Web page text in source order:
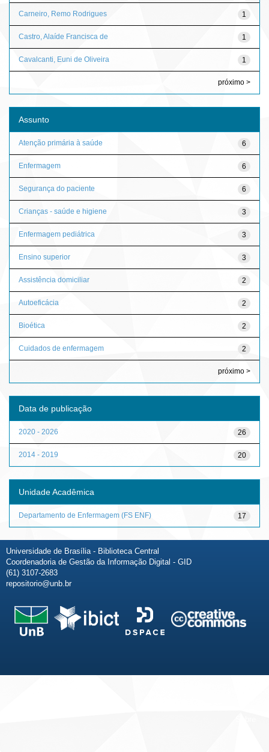
1
Carneiro, Remo Rodrigues
1
Castro, Alaíde Francisca de
1
Cavalcanti, Euni de Oliveira
próximo >
Assunto
6
Atenção primária à saúde
6
Enfermagem
6
Segurança do paciente
3
Crianças - saúde e higiene
3
Enfermagem pediátrica
3
Ensino superior
2
Assistência domiciliar
2
Autoeficácia
2
Bioética
2
Cuidados de enfermagem
próximo >
Data de publicação
26
2020 - 2026
20
2014 - 2019
Unidade Acadêmica
17
Departamento de Enfermagem (FS ENF)
Universidade de Brasília - Biblioteca Central
Coordenadoria de Gestão da Informação Digital - GID
(61) 3107-2683
repositorio@unb.br